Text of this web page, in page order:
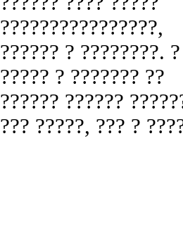
????????????????,
?????? ? ????????. ?
????? ? ??????? ??
?????? ??????
??? ?????, ??? ?